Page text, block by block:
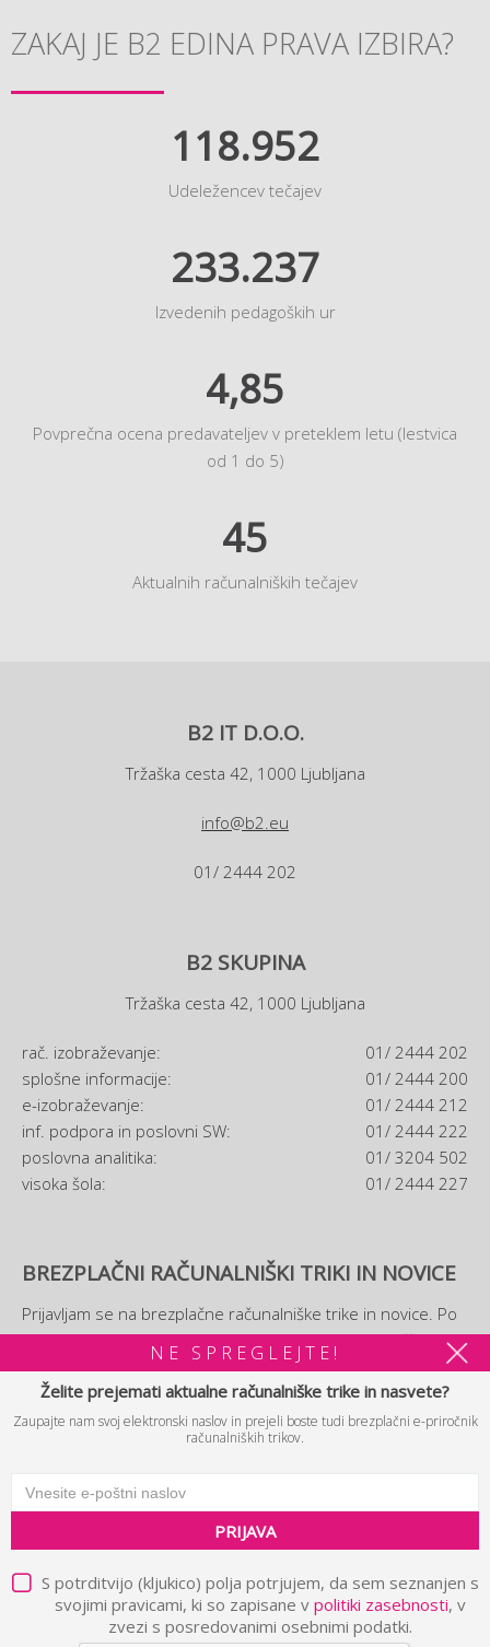
ZAKAJ JE B2 EDINA PRAVA IZBIRA?
118.952
Udeležencev tečajev
233.237
Izvedenih pedagoških ur
4,85
Povprečna ocena predavateljev v preteklem letu (lestvica
od 1 do 5)
45
Aktualnih računalniških tečajev
B2 IT D.O.O.
Tržaška cesta 42, 1000 Ljubljana
info@b2.eu
01/ 2444 202
B2 SKUPINA
Tržaška cesta 42, 1000 Ljubljana
rač. izobraževanje:
01/ 2444 202
splošne informacije:
01/ 2444 200
e-izobraževanje:
01/ 2444 212
inf. podpora in poslovni SW:
01/ 2444 222
poslovna analitika:
01/ 3204 502
visoka šola:
01/ 2444 227
BREZPLAČNI RAČUNALNIŠKI TRIKI IN NOVICE
Prijavljam se na brezplačne računalniške trike in novice. Po
prijavi si boste lahko ogledali tudi brezplačnie-priročnik
računalniških trikov.
PRIJAVA
© 2026 B2 d.o.o. Vse pravice pridržane.| Politika zasebnosti in
pravna obvestila
| Piškotki | Avtorji
NE SPREGLEJTE!
Želite prejemati aktualne računalniške trike in nasvete?
Zaupajte nam svoj elektronski naslov in prejeli boste tudi brezplačni e-priročnik
računalniških trikov.
PRIJAVA
S potrditvijo (kljukico) polja potrjujem, da sem seznanjen s
svojimi pravicami, ki so zapisane v politiki zasebnosti, v
zvezi s posredovanimi osebnimi podatki.